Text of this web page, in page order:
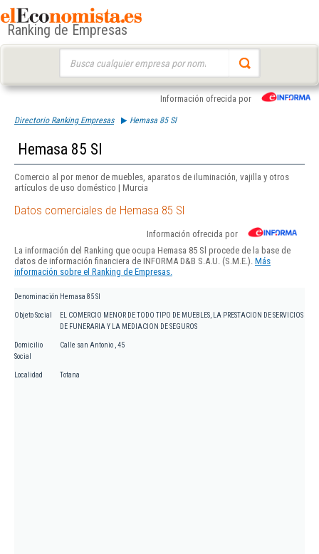
Ranking de Empresas
Información ofrecida por
Directorio Ranking Empresas Hemasa 85 Sl
Hemasa 85 Sl
Comercio al por menor de muebles, aparatos de iluminación, vajilla y otros
artículos de uso doméstico | Murcia
Datos comerciales de Hemasa 85 Sl
Información ofrecida por
La información del Ranking que ocupa Hemasa 85 Sl procede de la base de
datos de información financiera de INFORMA D&B S.A.U. (S.M.E.). Más
información sobre el Ranking de Empresas.
Denominación Hemasa 85 Sl
Objeto Social
EL COMERCIO MENOR DE TODO TIPO DE MUEBLES, LA PRESTACION DE SERVICIOS
DE FUNERARIA Y LA MEDIACION DE SEGUROS
Domicilio
Social
Calle san Antonio , 45
Localidad Totana